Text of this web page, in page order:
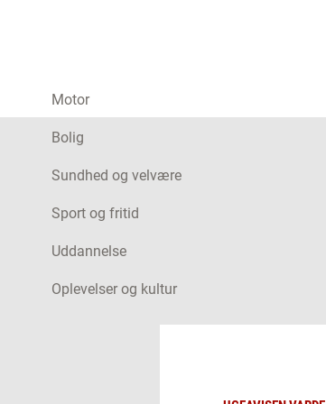
Motor
Bolig
Sundhed og velvære
Sport og fritid
Uddannelse
Oplevelser og kultur